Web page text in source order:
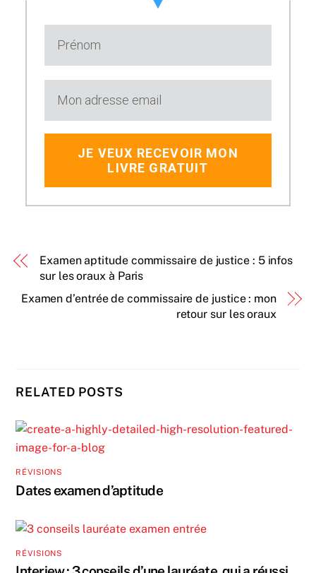
JE VEUX RECEVOIR MON
LIVRE GRATUIT
Examen aptitude commissaire de justice : 5 infos
sur les oraux à Paris
Examen d’entrée de commissaire de justice : mon
retour sur les oraux
RELATED POSTS
RÉVISIONS
Dates examen d’aptitude
RÉVISIONS